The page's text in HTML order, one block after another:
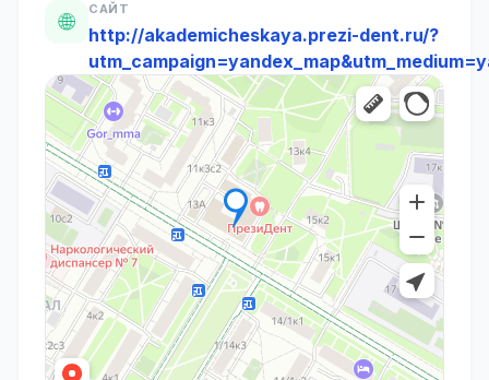
🌐 САЙТ
http://akademicheskaya.prezi-dent.ru/?